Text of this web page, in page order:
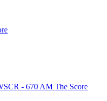
- 670 AM The Score